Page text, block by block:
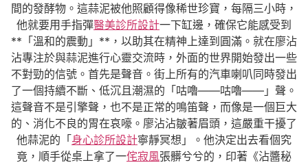
間的發酵物。這蒜泥被他照顧得像稀世珍寶，每隔三小時，
他就要用手指彈醫美診所設計一下缸邊，確保它能感受到
**「溫和的震動」**，以助其在精神上達到圓滿。就在廖沾
沾專注於與蒜泥進行心靈交流時，外面的世界開始發出一些
不對勁的信號。首先是聲音。街上所有的汽車喇叭同時發出
了一個持續不斷、低沉且潮濕的「咕嚕——咕嚕——」聲。
這聲音不是引擎聲，也不是正常的鳴笛聲，而像是一個巨大
的、消化不良的胃在哀嚎。廖沾沾皺著眉頭，這嚴重干擾了
他蒜泥的「 身心診所設計寧靜冥想」。他決定出去看個究
竟，順手從桌上拿了一侘寂風張髒兮兮的，印著《沾醬秘